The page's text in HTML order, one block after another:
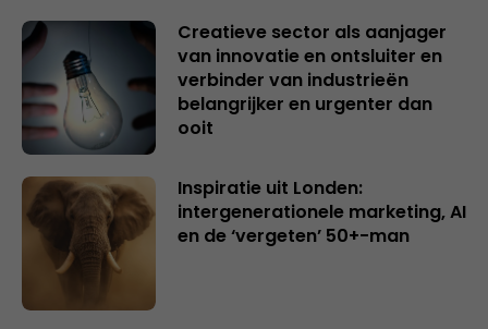
Creatieve sector als aanjager
van innovatie en ontsluiter en
verbinder van industrieën
belangrijker en urgenter dan
ooit
Inspiratie uit Londen:
intergenerationele marketing, AI
en de ‘vergeten’ 50+-man